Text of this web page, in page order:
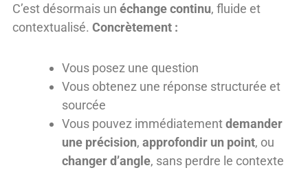
C’est désormais un échange continu, fluide et
contextualisé. Concrètement :
Vous posez une question
Vous obtenez une réponse structurée et
sourcée
Vous pouvez immédiatementdemander
une précision, approfondir un point, ou
changer d’angle, sans perdre le contexte